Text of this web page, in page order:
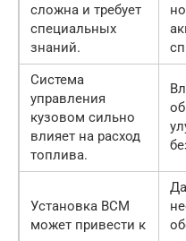
сложна и требует
специальных
знаний.
Система
управления
кузовом сильно
влияет на расход
топлива.
Установка BCM
может привести к